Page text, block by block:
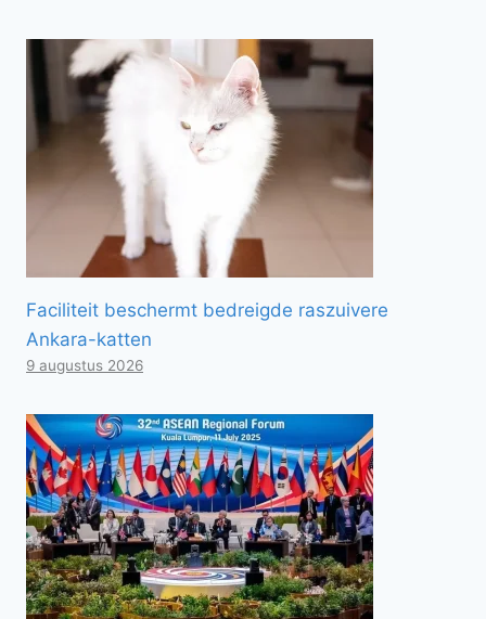
Faciliteit beschermt bedreigde raszuivere
Ankara-katten
9 augustus 2026